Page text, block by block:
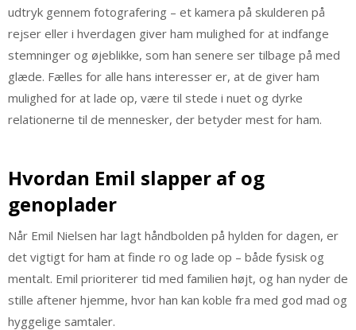
udtryk gennem fotografering – et kamera på skulderen på
rejser eller i hverdagen giver ham mulighed for at indfange
stemninger og øjeblikke, som han senere ser tilbage på med
glæde. Fælles for alle hans interesser er, at de giver ham
mulighed for at lade op, være til stede i nuet og dyrke
relationerne til de mennesker, der betyder mest for ham.
Hvordan Emil slapper af og
genoplader
Når Emil Nielsen har lagt håndbolden på hylden for dagen, er
det vigtigt for ham at finde ro og lade op – både fysisk og
mentalt. Emil prioriterer tid med familien højt, og han nyder de
stille aftener hjemme, hvor han kan koble fra med god mad og
hyggelige samtaler.